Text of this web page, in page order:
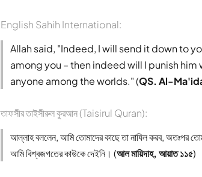
English Sahih International:
Allah said, "Indeed, I will send it down to
among you – then indeed will I punish
anyone among the worlds." (QS. Al-
তাফসীর তাইসীরুল কুরআন (Taisirul Quran):
আল্লাহ বললেন, আমি তোমাদের কাছে তা নাযিল করব, অতঃপর
আমি বিশ্বজগতের কাউকে দেইনি। (আল মায়িদাহ, আয়াত ১১৫)